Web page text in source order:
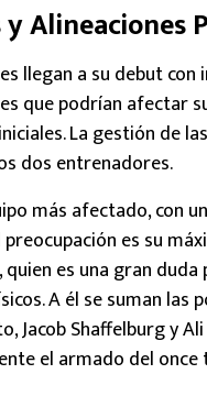
Alineaciones
llegan a su debut
que podrían afectar
La gestión de
dos entrenadores.
más afectado, con
preocupación es su
quien es una gran
A él se suman las
Jacob Shaffelburg y
el armado del